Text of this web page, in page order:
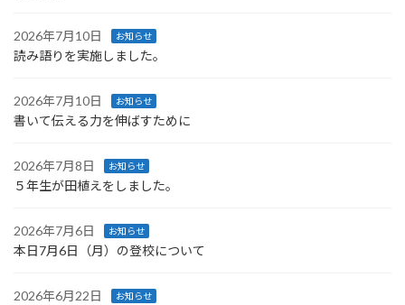
2026年7月10日 お知らせ
読み語りを実施しました。
2026年7月10日 お知らせ
書いて伝える力を伸ばすために
2026年7月8日 お知らせ
５年生が田植えをしました。
2026年7月6日 お知らせ
本日7月6日（月）の登校について
2026年6月22日 お知らせ